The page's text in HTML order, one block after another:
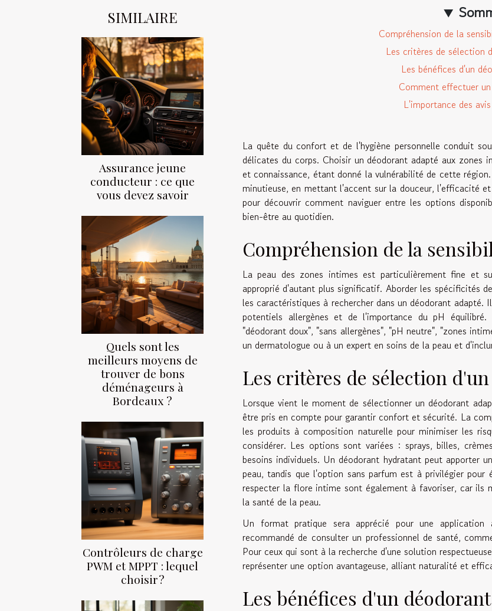
SIMILAIRE
Assurance jeune
conducteur : ce que
vous devez savoir
Quels sont les
meilleurs moyens de
trouver de bons
déménageurs à
Bordeaux ?
Contrôleurs de charge
PWM et MPPT : lequel
choisir ?
Compréhension de la
Les critères de sélection
Les bénéfices d'un
Comment effectuer
L'importance des
La quête du confort et de l'hygiène personnelle conduit
délicates du corps. Choisir un déodorant adapté aux zones
et connaissance, étant donné la vulnérabilité de cette
minutieuse, en mettant l'accent sur la douceur, l'efficacité
pour découvrir comment naviguer entre les options
bien-être au quotidien.
Compréhension de la
La peau des zones intimes est particulièrement fine et
approprié d'autant plus significatif. Aborder les spécificités
les caractéristiques à rechercher dans un déodorant
potentiels allergènes et de l'importance du pH
"déodorant doux", "sans allergènes", "pH neutre", "zones
un dermatologue ou à un expert en soins de la peau et
Les critères de sélection
Lorsque vient le moment de sélectionner un déodorant
être pris en compte pour garantir confort et sécurité. La
les produits à composition naturelle pour minimiser les
considérer. Les options sont variées : sprays, billes,
besoins individuels. Un déodorant hydratant peut apporter
peau, tandis que l'option sans parfum est à privilégier
respecter la flore intime sont également à favoriser, car ils
la santé de la peau.
Un format pratique sera apprécié pour une
recommandé de consulter un professionnel de santé,
Pour ceux qui sont à la recherche d'une solution
représenter une option avantageuse, alliant naturalité et
Les bénéfices d'un